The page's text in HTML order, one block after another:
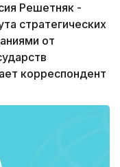
Решетняк -
стратегических
от
корреспондент